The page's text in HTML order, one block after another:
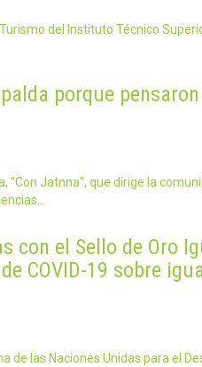
del Instituto Técnico
porque
"Con Jatnna", que dirige la
con el Sello de Oro
COVID-19 sobre
de las Naciones Unidas para el